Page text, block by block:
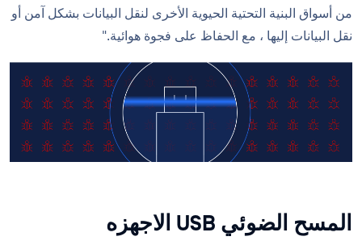
من أسواق البنية التحتية الحيوية الأخرى لنقل البيانات بشكل آمن أو
نقل البيانات إليها ، مع الحفاظ على فجوة هوائية."
المسح الضوئي USB الاجهزه